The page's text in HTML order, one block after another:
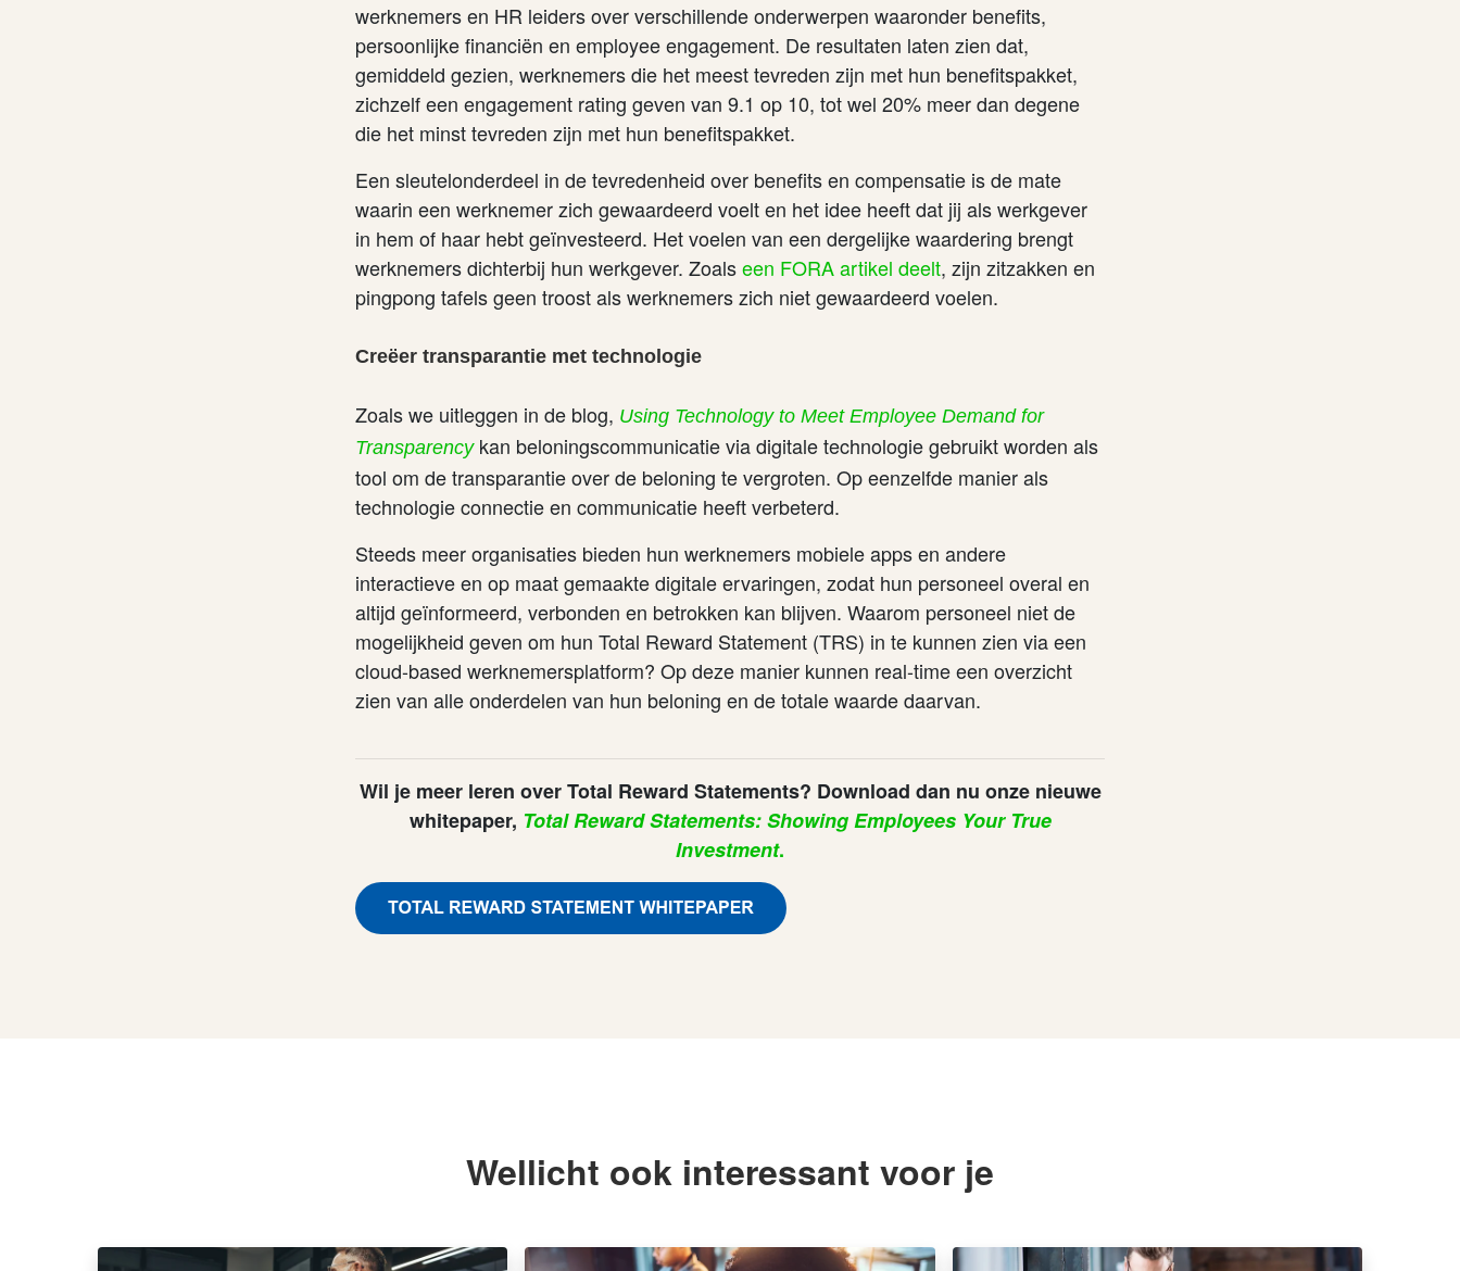
werknemers en HR leiders over verschillende onderwerpen waaronder benefits,
persoonlijke financiën en employee engagement. De resultaten laten zien dat,
gemiddeld gezien, werknemers die het meest tevreden zijn met hun benefitspakket,
zichzelf een engagement rating geven van 9.1 op 10, tot wel 20% meer dan degene
die het minst tevreden zijn met hun benefitspakket.
Een sleutelonderdeel in de tevredenheid over benefits en compensatie is de mate
waarin een werknemer zich gewaardeerd voelt en het idee heeft dat jij als werkgever
in hem of haar hebt geïnvesteerd. Het voelen van een dergelijke waardering brengt
werknemers dichterbij hun werkgever. Zoalseen FORA artikel deelt, zijn zitzakken en
pingpong tafels geen troost als werknemers zich niet gewaardeerd voelen.
Creëer transparantie met technologie
Zoals we uitleggen in de blog, Using Technology to Meet Employee Demand for
Transparencykan beloningscommunicatie via digitale technologie gebruikt worden als
tool om de transparantie over de beloning te vergroten. Op eenzelfde manier als
technologie connectie en communicatie heeft verbeterd.
Steeds meer organisaties bieden hun werknemers mobiele apps en andere
interactieve en op maat gemaakte digitale ervaringen, zodat hun personeel overal en
altijd geïnformeerd, verbonden en betrokken kan blijven. Waarom personeel niet de
mogelijkheid geven om hun Total Reward Statement (TRS) in te kunnen zien via een
cloud-based werknemersplatform? Op deze manier kunnen real-time een overzicht
zien van alle onderdelen van hun beloning en de totale waarde daarvan.
Wil je meer leren over Total Reward Statements? Download dan nu onze nieuwe
whitepaper, Total Reward Statements: Showing Employees Your True
Investment.
Wellicht ook interessant voor je